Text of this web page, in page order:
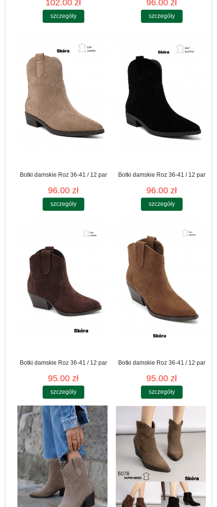
102.00 zł
szczegóły
96.00 zł
szczegóły
Botki damskie Roz 36-41 / 12 par
96.00 zł
szczegóły
Botki damskie Roz 36-41 / 12 par
96.00 zł
szczegóły
Botki damskie Roz 36-41 / 12 par
95.00 zł
szczegóły
Botki damskie Roz 36-41 / 12 par
95.00 zł
szczegóły